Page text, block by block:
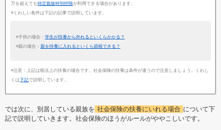
万を超えても特定親族特別控除が利用できる場合があります。
※くわしい条件は下記の記事で説明しています。
※子供の場合： 学生が扶養から外れるといくらかかる？
※親の場合： 親を扶養に入れるといくら節税できる？
※注意：上記は税法上の扶養の場合です。社会保険の扶養は条件が違うので注意しましょう。くわし
くは下記 で説明しています。
では次に、別居している親族を 社会保険の扶養にいれる場合 について下
記で説明していきます。社会保険のほうがルールがややこしいです。